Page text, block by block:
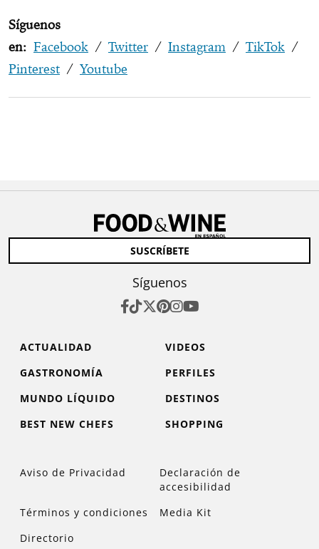
Síguenos
en: Facebook / Twitter / Instagram / TikTok /
Pinterest / Youtube
SUSCRÍBETE
Síguenos
ACTUALIDAD
VIDEOS
GASTRONOMÍA
PERFILES
MUNDO LÍQUIDO
DESTINOS
BEST NEW CHEFS
SHOPPING
Aviso de Privacidad
Declaración de
accesibilidad
Términos y condiciones
Media Kit
Directorio